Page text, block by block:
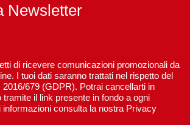
Newsletter
di ricevere comunicazioni promozionali da
I tuoi dati saranno trattati nel rispetto del
679 (GDPR). Potrai cancellarti in
il link presente in fondo a ogni
informazioni consulta la nostra Privacy